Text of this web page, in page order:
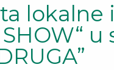
lokalne